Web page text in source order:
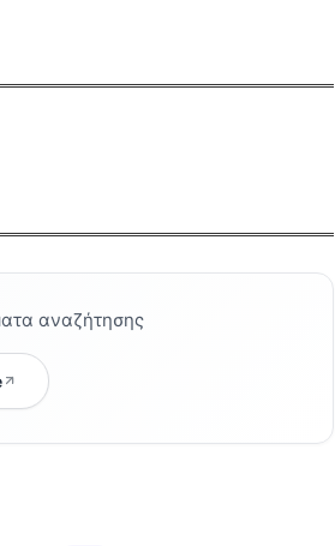
αναζήτησης